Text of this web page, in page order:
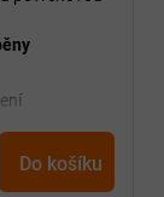
Do košíku